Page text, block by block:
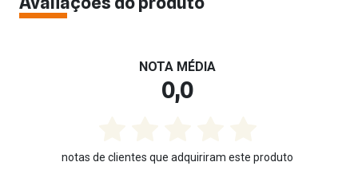
NOTA MÉDIA
0,0
notas de clientes que adquiriram este produto